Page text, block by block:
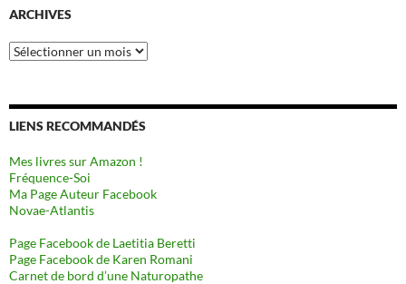
ARCHIVES
Archives
LIENS RECOMMANDÉS
Mes livres sur Amazon !
Fréquence-Soi
Ma Page Auteur Facebook
Novae-Atlantis
Page Facebook de Laetitia Beretti
Page Facebook de Karen Romani
Carnet de bord d’une Naturopathe